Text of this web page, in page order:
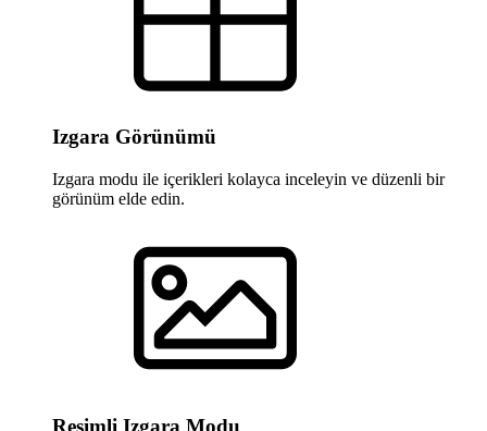
Izgara Görünümü
Izgara modu ile içerikleri kolayca inceleyin ve düzenli bir
görünüm elde edin.
Resimli Izgara Modu